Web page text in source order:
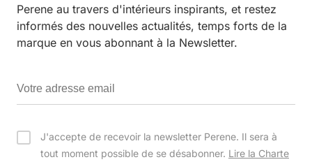
Perene au travers d'intérieurs inspirants, et restez
informés des nouvelles actualités, temps forts de la
marque en vous abonnant à la Newsletter.
J'accepte de recevoir la newsletter Perene. Il sera à
tout moment possible de se désabonner. Lire la Charte